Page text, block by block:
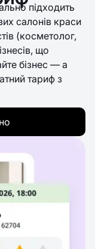
підходить
салонів краси
(косметолог,
що
бізнес — а
тариф з